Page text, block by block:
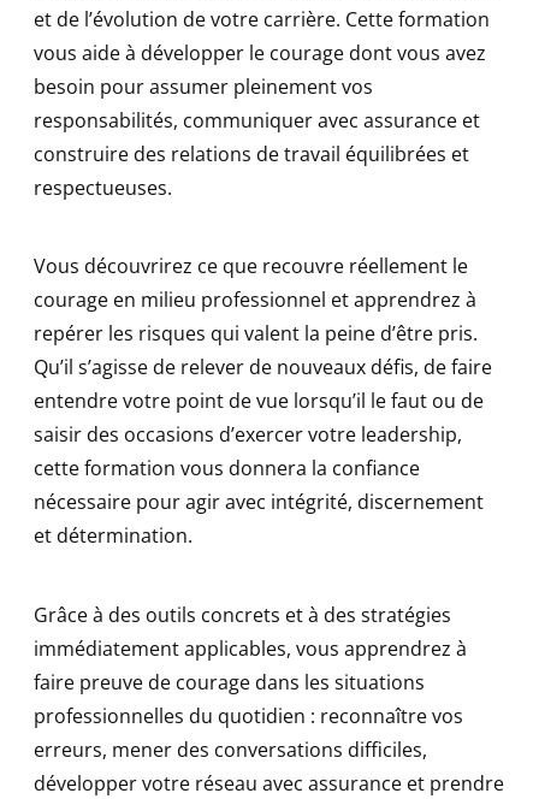
et de l’évolution de votre carrière. Cette formation
vous aide à développer le courage dont vous avez
besoin pour assumer pleinement vos
responsabilités, communiquer avec assurance et
construire des relations de travail équilibrées et
respectueuses.
Vous découvrirez ce que recouvre réellement le
courage en milieu professionnel et apprendrez à
repérer les risques qui valent la peine d’être pris.
Qu’il s’agisse de relever de nouveaux défis, de faire
entendre votre point de vue lorsqu’il le faut ou de
saisir des occasions d’exercer votre leadership,
cette formation vous donnera la confiance
nécessaire pour agir avec intégrité, discernement
et détermination.
Grâce à des outils concrets et à des stratégies
immédiatement applicables, vous apprendrez à
faire preuve de courage dans les situations
professionnelles du quotidien : reconnaître vos
erreurs, mener des conversations difficiles,
développer votre réseau avec assurance et prendre